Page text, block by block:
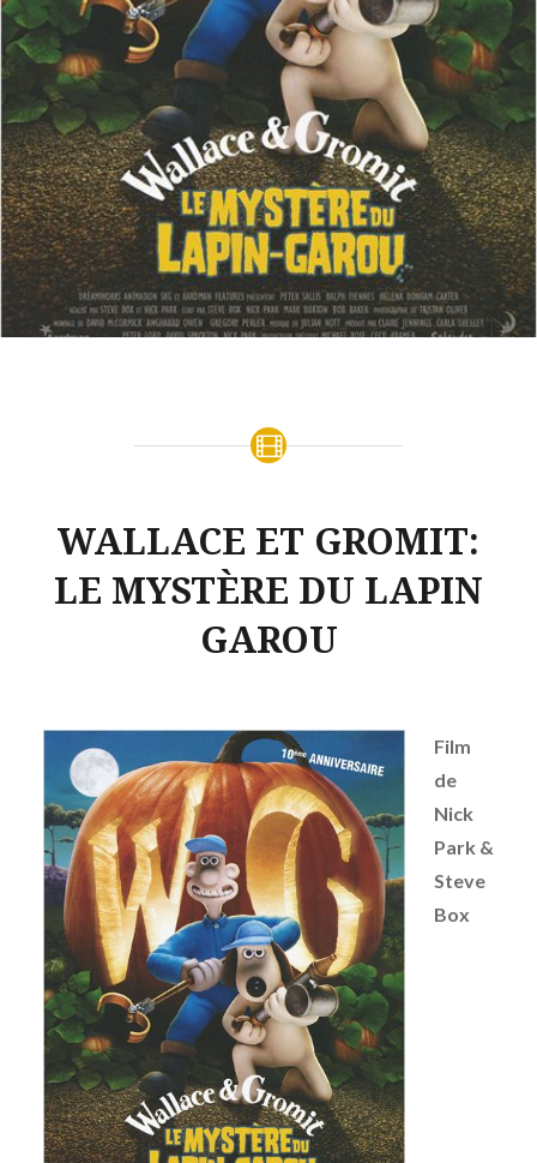
WALLACE ET GROMIT:
LE MYSTÈRE DU LAPIN
GAROU
Film
de
Nick
Park &
Steve
Box